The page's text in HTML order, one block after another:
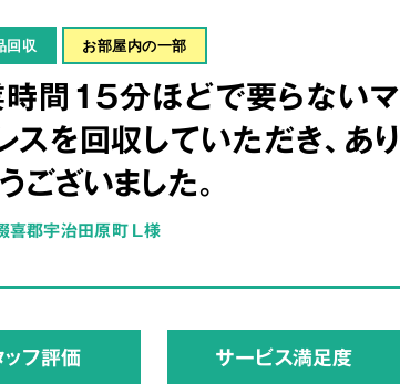
回収 お部屋内の一部
間15分ほどで要らないマ
スを回収していただき、あり
ございました。
喜郡宇治田原町 L様
ッフ評価 サービス満足度